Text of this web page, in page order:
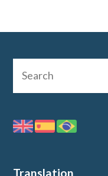
Translation